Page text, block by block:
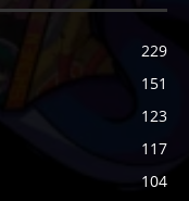
229
151
123
117
104